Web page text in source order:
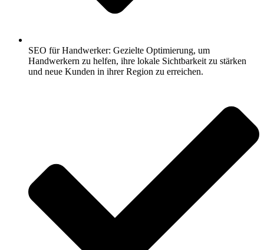
SEO für Handwerker: Gezielte Optimierung, um
Handwerkern zu helfen, ihre lokale Sichtbarkeit zu stärken
und neue Kunden in ihrer Region zu erreichen.